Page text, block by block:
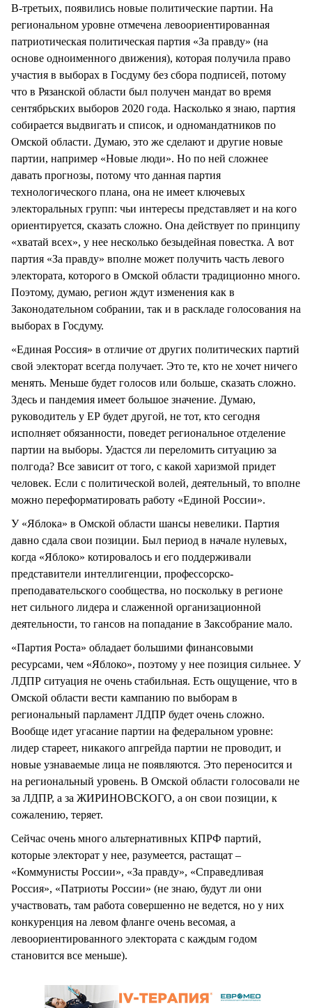
В-третьих, появились новые политические партии. На
региональном уровне отмечена левоориентированная
патриотическая политическая партия «За правду» (на
основе одноименного движения), которая получила право
участия в выборах в Госдуму без сбора подписей, потому
что в Рязанской области был получен мандат во время
сентябрьских выборов 2020 года. Насколько я знаю, партия
собирается выдвигать и список, и одномандатников по
Омской области. Думаю, это же сделают и другие новые
партии, например «Новые люди». Но по ней сложнее
давать прогнозы, потому что данная партия
технологического плана, она не имеет ключевых
электоральных групп: чьи интересы представляет и на кого
ориентируется, сказать сложно. Она действует по принципу
«хватай всех», у нее несколько безыдейная повестка. А вот
партия «За правду» вполне может получить часть левого
электората, которого в Омской области традиционно много.
Поэтому, думаю, регион ждут изменения как в
Законодательном собрании, так и в раскладе голосования на
выборах в Госдуму.
«Единая Россия» в отличие от других политических партий
свой электорат всегда получает. Это те, кто не хочет ничего
менять. Меньше будет голосов или больше, сказать сложно.
Здесь и пандемия имеет большое значение. Думаю,
руководитель у ЕР будет другой, не тот, кто сегодня
исполняет обязанности, поведет региональное отделение
партии на выборы. Удастся ли переломить ситуацию за
полгода? Все зависит от того, с какой харизмой придет
человек. Если с политической волей, деятельный, то вполне
можно переформатировать работу «Единой России».
У «Яблока» в Омской области шансы невелики. Партия
давно сдала свои позиции. Был период в начале нулевых,
когда «Яблоко» котировалось и его поддерживали
представители интеллигенции, профессорско-
преподавательского сообщества, но поскольку в регионе
нет сильного лидера и слаженной организационной
деятельности, то гансов на попадание в Заксобрание мало.
«Партия Роста» обладает большими финансовыми
ресурсами, чем «Яблоко», поэтому у нее позиция сильнее. У
ЛДПР ситуация не очень стабильная. Есть ощущение, что в
Омской области вести кампанию по выборам в
региональный парламент ЛДПР будет очень сложно.
Вообще идет угасание партии на федеральном уровне:
лидер стареет, никакого апгрейда партии не проводит, и
новые узнаваемые лица не появляются. Это переносится и
на региональный уровень. В Омской области голосовали не
за ЛДПР, а за ЖИРИНОВСКОГО, а он свои позиции, к
сожалению, теряет.
Сейчас очень много альтернативных КПРФ партий,
которые электорат у нее, разумеется, растащат –
«Коммунисты России», «За правду», «Справедливая
Россия», «Патриоты России» (не знаю, будут ли они
участвовать, там работа совершенно не ведется, но у них
конкуренция на левом фланге очень весомая, а
левоориентированного электората с каждым годом
становится все меньше).